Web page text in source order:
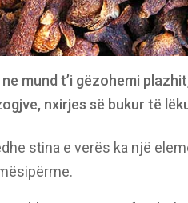
mund t’i gëzohemi
nxirjes së bukur të
stina e verës ka një